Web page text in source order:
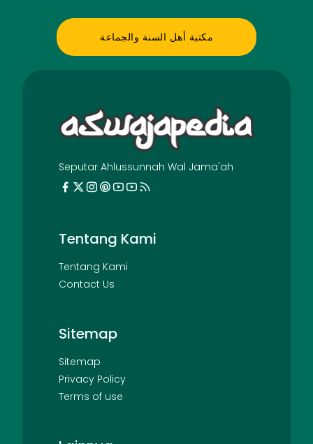
مكتبة أهل السنة والجماعة
Seputar Ahlussunnah Wal Jama'ah
Tentang Kami
Tentang Kami
Contact Us
Sitemap
Sitemap
Privacy Policy
Terms of use